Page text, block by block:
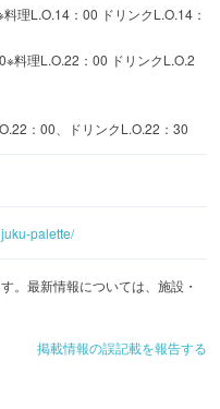
理L.O.14：00 ドリンクL.O.14：
料理L.O.22：00 ドリンクL.O.2
：00、ドリンクL.O.22：30
palette/
。最新情報については、施設・
掲載情報の誤記載を報告する